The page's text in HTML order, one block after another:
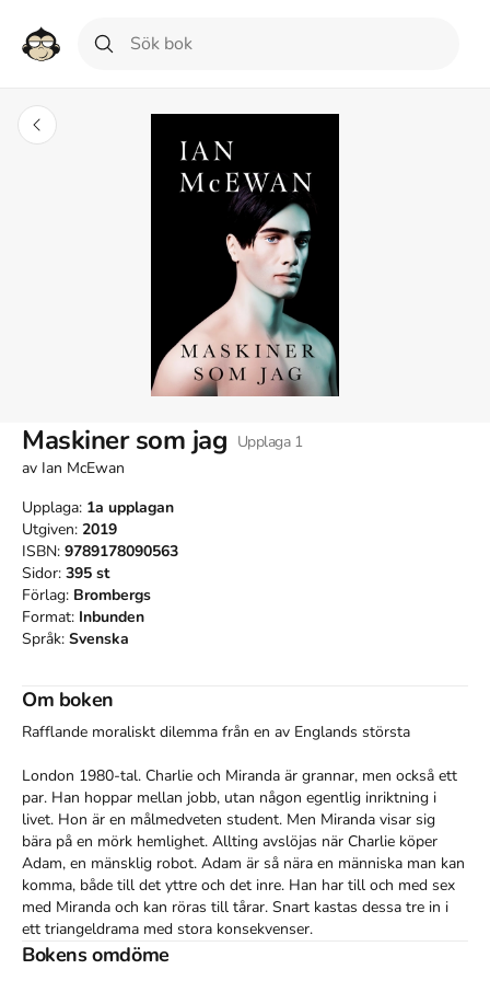
Maskiner som jag Upplaga 1
av Ian McEwan
Upplaga: 1a upplagan
Utgiven: 2019
ISBN: 9789178090563
Sidor: 395 st
Förlag: Brombergs
Format: Inbunden
Språk: Svenska
Om boken
Rafflande moraliskt dilemma från en av Englands största
London 1980-tal. Charlie och Miranda är grannar, men också ett
par. Han hoppar mellan jobb, utan någon egentlig inriktning i
livet. Hon är en målmedveten student. Men Miranda visar sig
bära på en mörk hemlighet. Allting avslöjas när Charlie köper
Adam, en mänsklig robot. Adam är så nära en människa man kan
komma, både till det yttre och det inre. Han har till och med sex
med Miranda och kan röras till tårar. Snart kastas dessa tre in i
ett triangeldrama med stora konsekvenser.
Bokens omdöme